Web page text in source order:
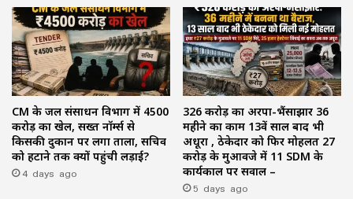
CM के जल संसाधन विभाग में ₹4500
करोड़ का खेल, सख्त नॉर्म्स से
किसकी दुकान पर लगा ताला, सचिव
को हटाने तक क्यों पहुंची लड़ाई?
4 days ago
₹326 करोड़ का अरपा-भैंसाझार 36
महीने का काम 13वें साल बाद भी
अधूरा , ठेकेदार को फिर मोहलत ₹27
करोड़ के मुआवजे में 11 SDM के
कार्यकाल पर सवाल –
5 days ago